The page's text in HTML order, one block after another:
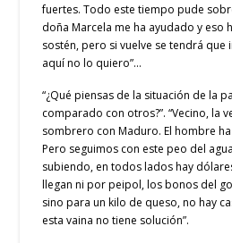
fuertes. Todo este tiempo pude
doña Marcela me ha ayudado y eso
sostén, pero si vuelve se tendrá que
aquí no lo quiero”…
“¿Qué piensas de la situación de la
comparado con otros?”. “Vecino, la
sombrero con Maduro. El hombre
Pero seguimos con este peo del
subiendo, en todos lados hay
llegan ni por peipol, los bonos del
sino para un kilo de queso, no hay
esta vaina no tiene solución”.